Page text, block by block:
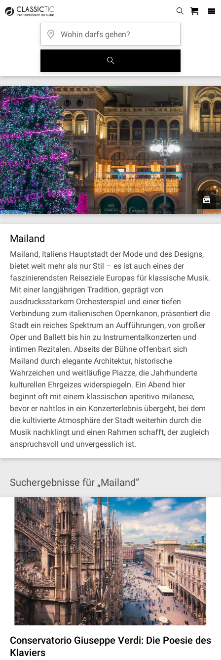
Mailand
Mailand, Italiens Hauptstadt der Mode und des Designs,
bietet weit mehr als nur Stil – es ist auch eines der
faszinierendsten Reiseziele Europas für klassische Musik.
Mit einer langjährigen Tradition, geprägt von
ausdrucksstarkem Orchesterspiel und einer tiefen
Verbindung zum italienischen Opernkanon, präsentiert die
Stadt ein reiches Spektrum an Aufführungen, von großer
Oper und Ballett bis hin zu Instrumentalkonzerten und
intimen Rezitalen. Abseits der Bühne offenbart sich
Mailand durch elegante Architektur, historische
Wahrzeichen und weitläufige Piazze, die Jahrhunderte
kulturellen Ehrgeizes widerspiegeln. Ein Abend hier
beginnt oft mit einem klassischen aperitivo milanese,
bevor er nahtlos in ein Konzerterlebnis übergeht, bei dem
die kultivierte Atmosphäre der Stadt weiterhin durch die
Musik nachklingt und einen Rahmen schafft, der zugleich
anspruchsvoll und unvergesslich ist.
Suchergebnisse für „Mailand“
Conservatorio Giuseppe Verdi: Die Poesie des
Klaviers